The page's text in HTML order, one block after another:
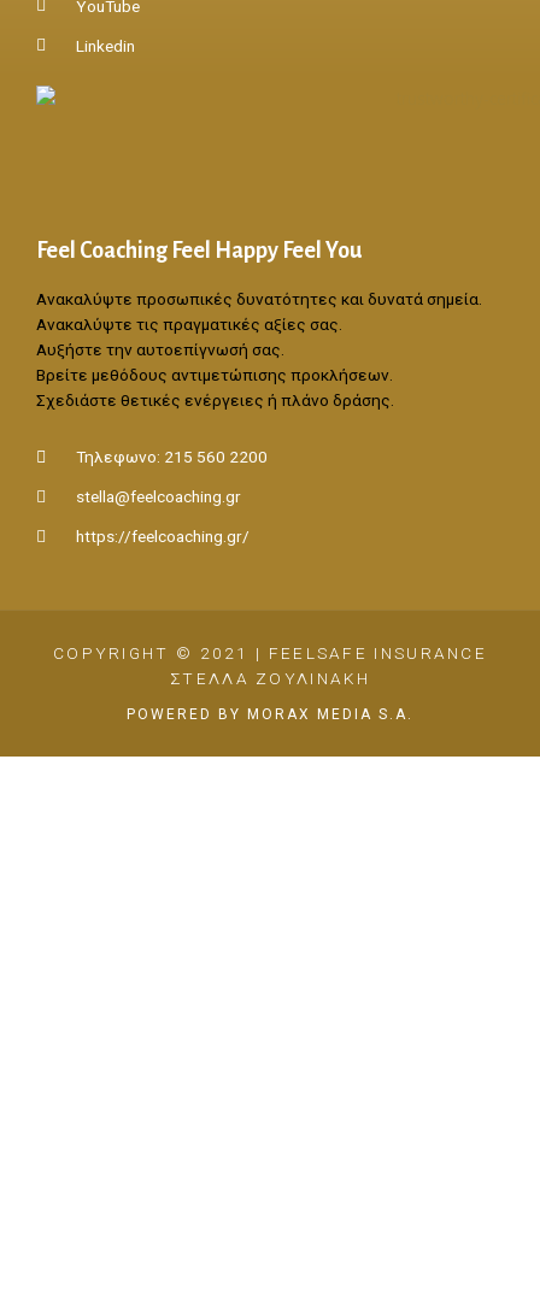
YouTube
Linkedin
Feel Coaching Feel Happy Feel You
Ανακαλύψτε προσωπικές δυνατότητες και δυνατά σημεία.
Ανακαλύψτε τις πραγματικές αξίες σας.
Αυξήστε την αυτοεπίγνωσή σας.
Βρείτε μεθόδους αντιμετώπισης προκλήσεων.
Σχεδιάστε θετικές ενέργειες ή πλάνο δράσης.
Τηλεφωνο: 215 560 2200
stella@feelcoaching.gr
https://feelcoaching.gr/
COPYRIGHT © 2021 | FEELSAFE INSURANCE
ΣΤΕΛΛΑ ΖΟΥΛΙΝΑΚΗ
POWERED BY MORAX MEDIA S.A.